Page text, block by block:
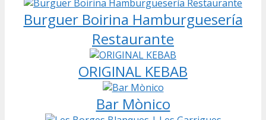
Burguer Boirina Hamburguesería
Restaurante
ORIGINAL KEBAB
Bar Mònico